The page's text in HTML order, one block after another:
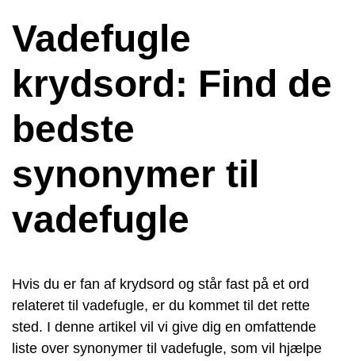
Vadefugle
krydsord: Find de
bedste
synonymer til
vadefugle
Hvis du er fan af krydsord og står fast på et ord
relateret til vadefugle, er du kommet til det rette
sted. I denne artikel vil vi give dig en omfattende
liste over synonymer til vadefugle, som vil hjælpe